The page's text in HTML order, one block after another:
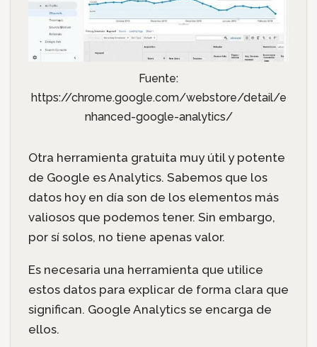
Fuente:
https://chrome.google.com/webstore/detail/e
nhanced-google-analytics/
Otra herramienta gratuita muy útil y potente
de Google es Analytics. Sabemos que los
datos hoy en día son de los elementos más
valiosos que podemos tener. Sin embargo,
por sí solos, no tiene apenas valor.
Es necesaria una herramienta que utilice
estos datos para explicar de forma clara que
significan. Google Analytics se encarga de
ellos.